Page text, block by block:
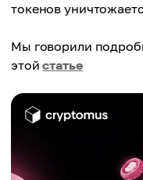
токенов
Мы говорили
этойстатье